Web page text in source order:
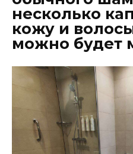
несколько
кожу и
можно будет